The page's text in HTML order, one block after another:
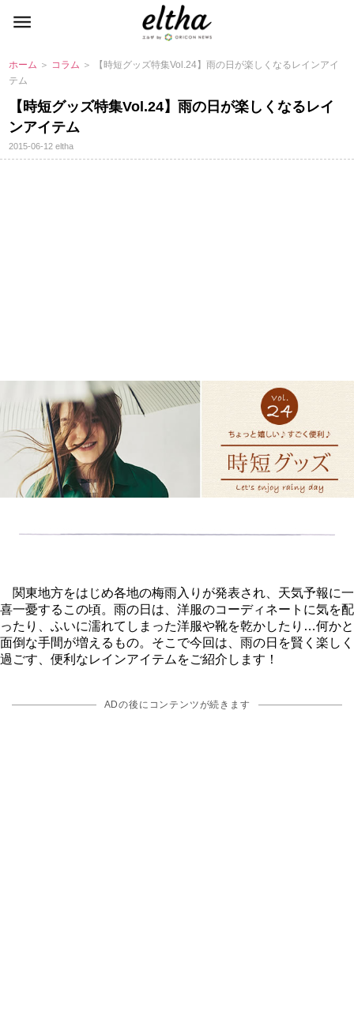
ホーム ＞ コラム ＞ 【時短グッズ特集Vol.24】雨の日が楽しくなるレインアイ
テム
【時短グッズ特集Vol.24】雨の日が楽しくなるレイ
ンアイテム
2015-06-12eltha
関東地方をはじめ各地の梅雨入りが発表され、天気予報に一
喜一憂するこの頃。雨の日は、洋服のコーディネートに気を配
ったり、ふいに濡れてしまった洋服や靴を乾かしたり…何かと
面倒な手間が増えるもの。そこで今回は、雨の日を賢く楽しく
過ごす、便利なレインアイテムをご紹介します！
ADの後にコンテンツが続きます